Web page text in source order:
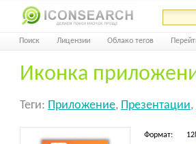
Поиск Лицензии Облако тегов
Иконка
Теги: Приложение, Презентации,
Формат: